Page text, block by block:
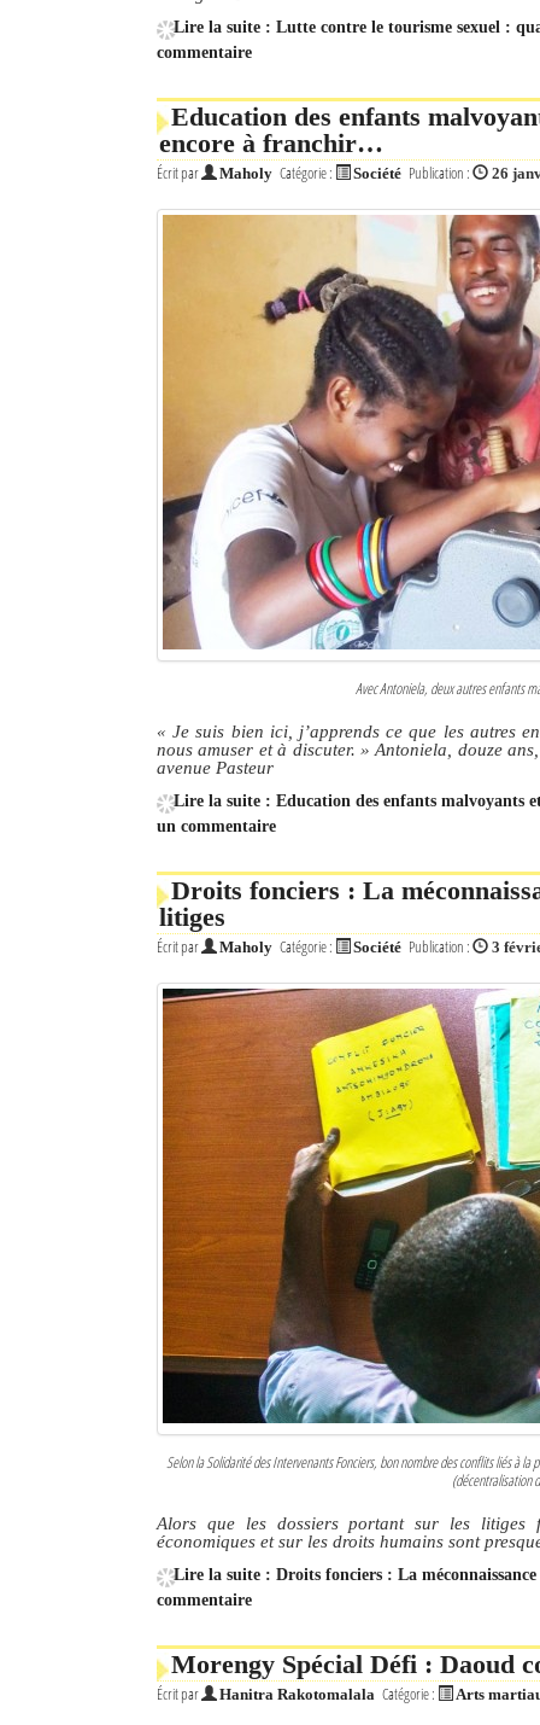
Lire la suite : Lutte contre le tourisme sexuel :
commentaire
Education des enfants
encore à franchir…
Écrit par Maholy Catégorie : Société Publication : 26
Avec Antoniela, deux autres enfants
« Je suis bien ici, j’apprends ce que les autres
nous amuser et à discuter. » Antoniela, douze
avenue Pasteur
Lire la suite : Education des enfants malvoyants
un commentaire
Droits fonciers : La
litiges
Écrit par Maholy Catégorie : Société Publication : 3
Selon la Solidarité des Intervenants Fonciers, bon nombre des conflits liés à
(décentralisation
Alors que les dossiers portant sur les litiges
économiques et sur les droits humains sont
Lire la suite : Droits fonciers : La
commentaire
Morengy Spécial Défi : Daoud
Écrit par Hanitra Rakotomalala Catégorie : Arts